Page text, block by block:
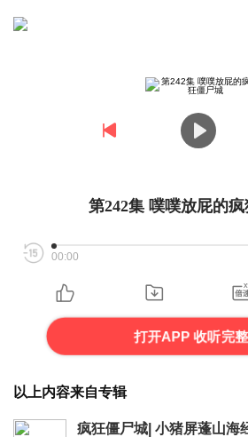
第242集 噗噗放屁的
00:00
打开APP 收听完
以上内容来自专辑
疯狂僵尸城| 小猪屏蓬山海